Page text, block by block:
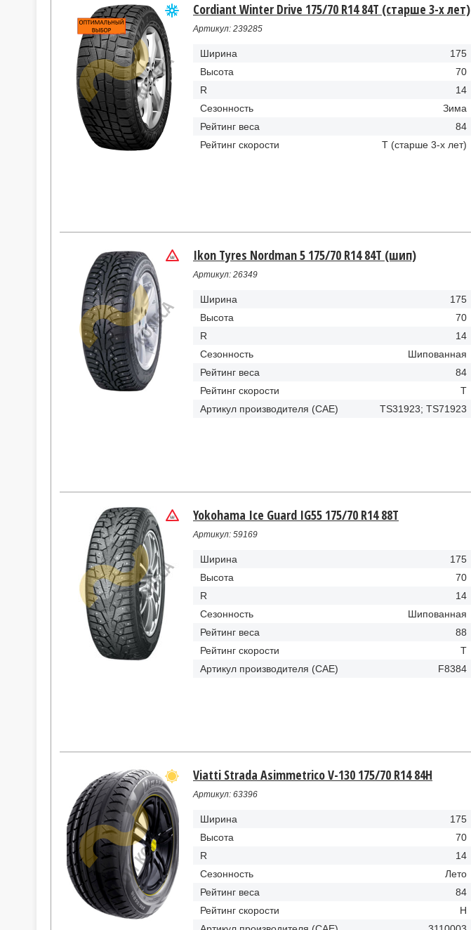
Cordiant Winter Drive 175/70 R14 84T (старше 3-х лет)
Артикул: 239285
Ширина
175
Высота
70
R
14
Сезонность
Зима
Рейтинг веса
84
Рейтинг скорости
T (старше 3-х лет)
Ikon Tyres Nordman 5 175/70 R14 84T (шип)
Артикул: 26349
Ширина
175
Высота
70
R
14
Сезонность
Шипованная
Рейтинг веса
84
Рейтинг скорости
T
Артикул производителя (CAE)
TS31923; TS71923
Yokohama Ice Guard IG55 175/70 R14 88T
Артикул: 59169
Ширина
175
Высота
70
R
14
Сезонность
Шипованная
Рейтинг веса
88
Рейтинг скорости
T
Артикул производителя (CAE)
F8384
Viatti Strada Asimmetrico V-130 175/70 R14 84H
Артикул: 63396
Ширина
175
Высота
70
R
14
Сезонность
Лето
Рейтинг веса
84
Рейтинг скорости
H